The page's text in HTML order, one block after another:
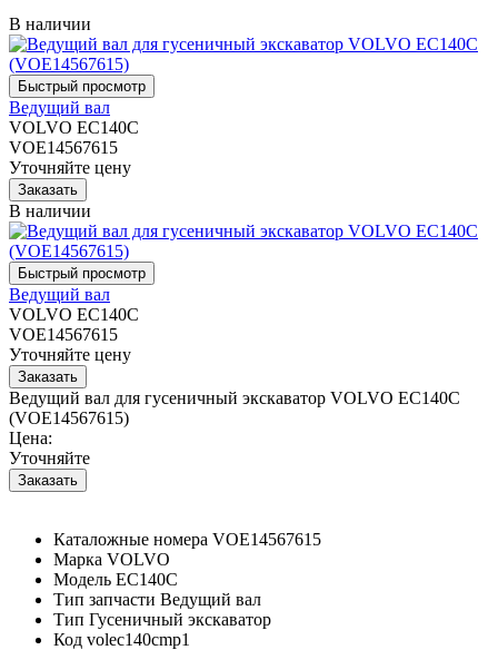
В наличии
Ведущий вал
VOLVO EC140C
VOE14567615
Уточняйте цену
В наличии
Ведущий вал
VOLVO EC140C
VOE14567615
Уточняйте цену
Ведущий вал для гусеничный экскаватор VOLVO EC140C
(VOE14567615)
Цена:
Уточняйте
Каталожные номера VOE14567615
Марка VOLVO
Модель EC140C
Тип запчасти Ведущий вал
Тип Гусеничный экскаватор
Код volec140cmp1